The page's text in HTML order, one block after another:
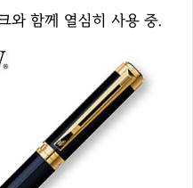
와 함께 열심히 사용 중.